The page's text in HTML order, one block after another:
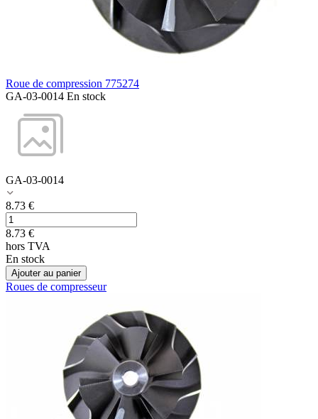
Roue de compression 775274
GA-03-0014 En stock
GA-03-0014
8.73 €
8.73 €
hors TVA
En stock
Ajouter au panier
Roues de compresseur